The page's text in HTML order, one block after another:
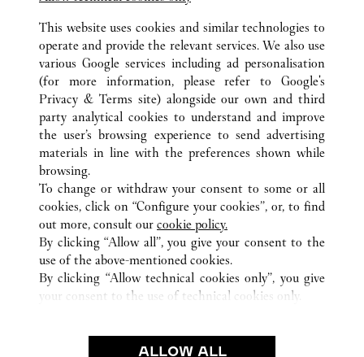
ALLE CARTIER STANDORTE JAPAN 東京都
中央区
銀座4-2-11
CUSTOMER CARE
CONTACT US
OUR COMPANY
CAREERS
FIND A BOUTIQUE
This website uses cookies and similar technologies to
operate and provide the relevant services. We also use
various Google services including ad personalisation
(for more information, please refer to Google's
Privacy & Terms site) alongside our own and third
party analytical cookies to understand and improve
the user’s browsing experience to send advertising
materials in line with the preferences shown while
browsing.
To change or withdraw your consent to some or all
cookies, click on “Configure your cookies”, or, to find
out more, consult our cookie policy.
By clicking “Allow all”, you give your consent to the
use of the above-mentioned cookies.
By clicking “Allow technical cookies only”, you give
your consent to the use of technical cookies only.
ALLOW ALL